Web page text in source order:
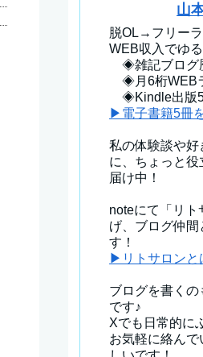
山
脱OL→フリーラ
WEB収入でゆ
◈雑記ブログ
◈月6桁WEB
◈Kindle出版5
▶電子書籍5冊
私の体験談や
に、ちょっと
届け中！
noteにて「リト
げ、ブログ仲間
す！
▶リトサロンと
ブログを書くの
です♪
Xでも日常的に
お気軽に絡ん